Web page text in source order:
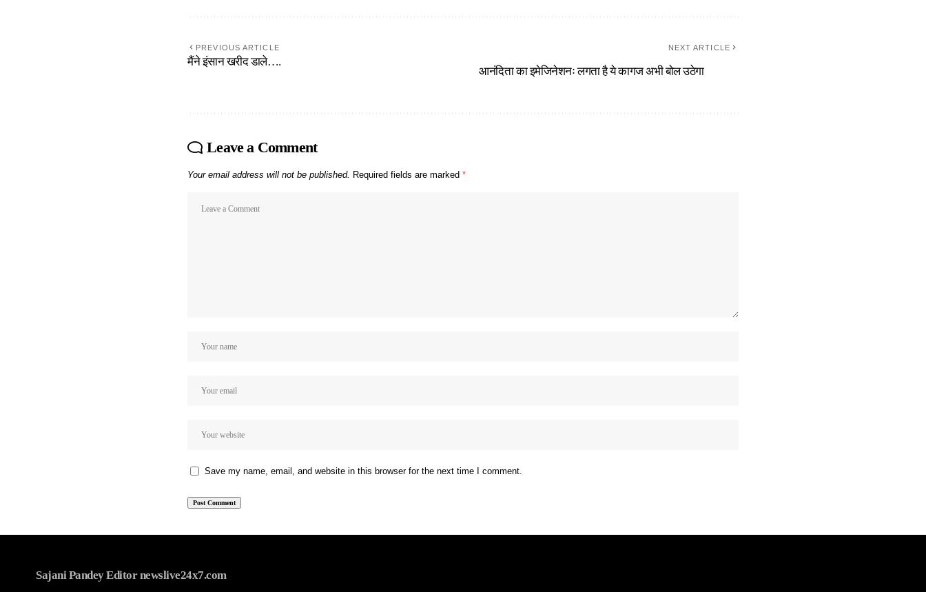
PREVIOUS ARTICLE
मैंने इंसान खरीद डाले….
NEXT ARTICLE
आनंदिता का इमेजिनेशनः लगता है ये कागज अभी बोल उठेगा
Leave a Comment
Your email address will not be published. Required fields are marked *
Save my name, email, and website in this browser for the next time I comment.
Sajani Pandey Editor newslive24x7.com